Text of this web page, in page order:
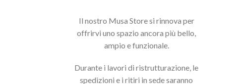
Il nostro Musa Store si rinnova per
offrirvi uno spazio ancora più bello,
ampio e funzionale.
Durante i lavori di ristrutturazione, le
spedizioni e i ritiri in sede saranno